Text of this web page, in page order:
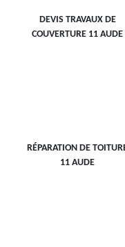
DEVIS TRAVAUX DE
COUVERTURE 11 AUDE
RÉPARATION DE
11 AUDE